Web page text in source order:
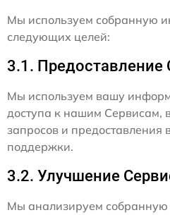
Мы используем собранную
следующих целей:
3.1. Предоставление
Мы используем вашу
доступа к нашим Сервисам,
запросов и предоставления
поддержки.
3.2. Улучшение
Мы анализируем